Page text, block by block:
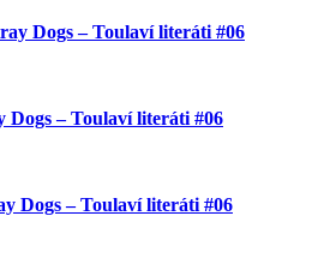
Dogs – Toulaví literáti #06
Dogs – Toulaví literáti #06
Dogs – Toulaví literáti #06